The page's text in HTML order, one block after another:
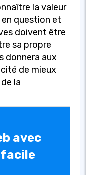
la valeur
question et
doivent être
sa propre
donnera aux
de mieux
la
avec
facile